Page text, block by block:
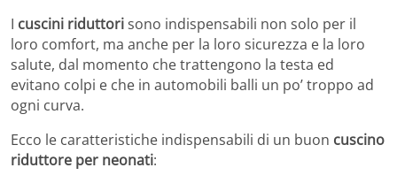
I cuscini riduttorisono indispensabili non solo per il
loro comfort, ma anche per la loro sicurezza e la loro
salute, dal momento che trattengono la testa ed
evitano colpi e che in automobili balli un po’ troppo ad
ogni curva.
Ecco le caratteristiche indispensabili di un buon cuscino
riduttore per neonati: